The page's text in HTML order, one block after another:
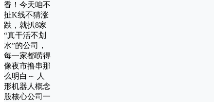
香！今天咱不
扯K线不猜涨
跌，就扒8家
“真干活不划
水”的公司，
每一家都唠得
像夜市撸串那
么明白～ 人
形机器人概念
股核心公司一